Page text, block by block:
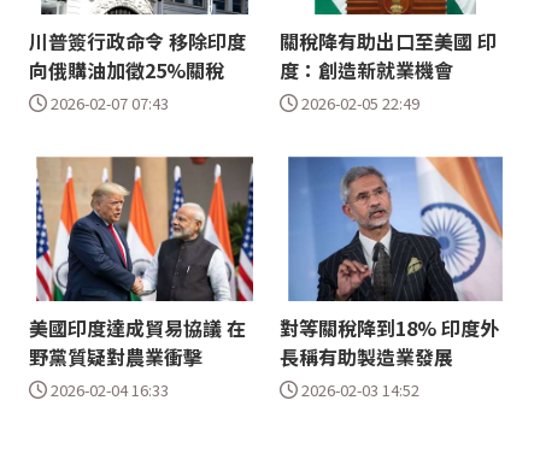
川普簽行政命令 移除印度
向俄購油加徵25%關稅
2026-02-07 07:43
關稅降有助出口至美國 印
度：創造新就業機會
2026-02-05 22:49
美國印度達成貿易協議 在
野黨質疑對農業衝擊
2026-02-04 16:33
對等關稅降到18% 印度外
長稱有助製造業發展
2026-02-03 14:52